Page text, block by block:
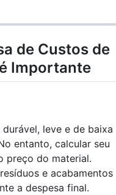
de Custos de
Importante
leve e de baixa
entanto, calcular seu
preço do material.
e acabamentos
a despesa final.